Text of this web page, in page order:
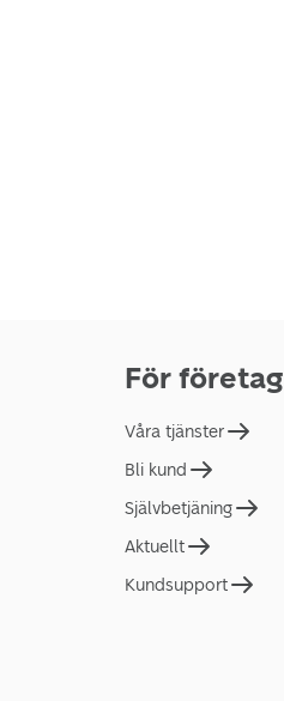
För företag
Våra tjänster
Bli kund
Självbetjäning
Aktuellt
Kundsupport